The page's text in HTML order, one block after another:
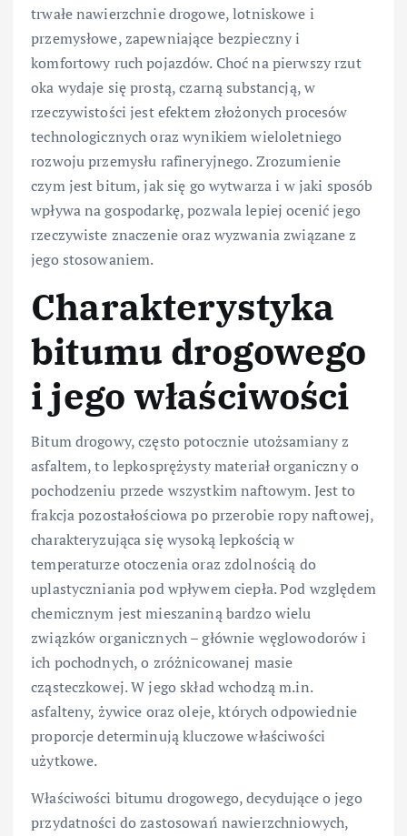
trwałe nawierzchnie drogowe, lotniskowe i
przemysłowe, zapewniające bezpieczny i
komfortowy ruch pojazdów. Choć na pierwszy rzut
oka wydaje się prostą, czarną substancją, w
rzeczywistości jest efektem złożonych procesów
technologicznych oraz wynikiem wieloletniego
rozwoju przemysłu rafineryjnego. Zrozumienie
czym jest bitum, jak się go wytwarza i w jaki sposób
wpływa na gospodarkę, pozwala lepiej ocenić jego
rzeczywiste znaczenie oraz wyzwania związane z
jego stosowaniem.
Charakterystyka
bitumu drogowego
i jego właściwości
Bitum drogowy, często potocznie utożsamiany z
asfaltem, to lepkosprężysty materiał organiczny o
pochodzeniu przede wszystkim naftowym. Jest to
frakcja pozostałościowa po przerobie ropy naftowej,
charakteryzująca się wysoką lepkością w
temperaturze otoczenia oraz zdolnością do
uplastyczniania pod wpływem ciepła. Pod względem
chemicznym jest mieszaniną bardzo wielu
związków organicznych – głównie węglowodorów i
ich pochodnych, o zróżnicowanej masie
cząsteczkowej. W jego skład wchodzą m.in.
asfalteny, żywice oraz oleje, których odpowiednie
proporcje determinują kluczowe właściwości
użytkowe.
Właściwości bitumu drogowego, decydujące o jego
przydatności do zastosowań nawierzchniowych,